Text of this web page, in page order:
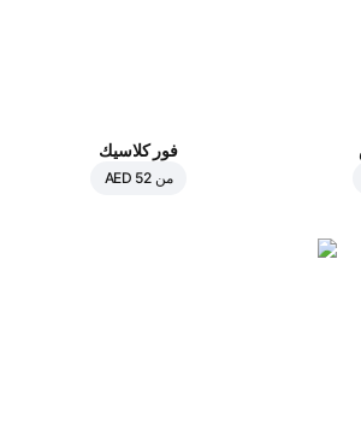
فور كلاسيك
منAED 52